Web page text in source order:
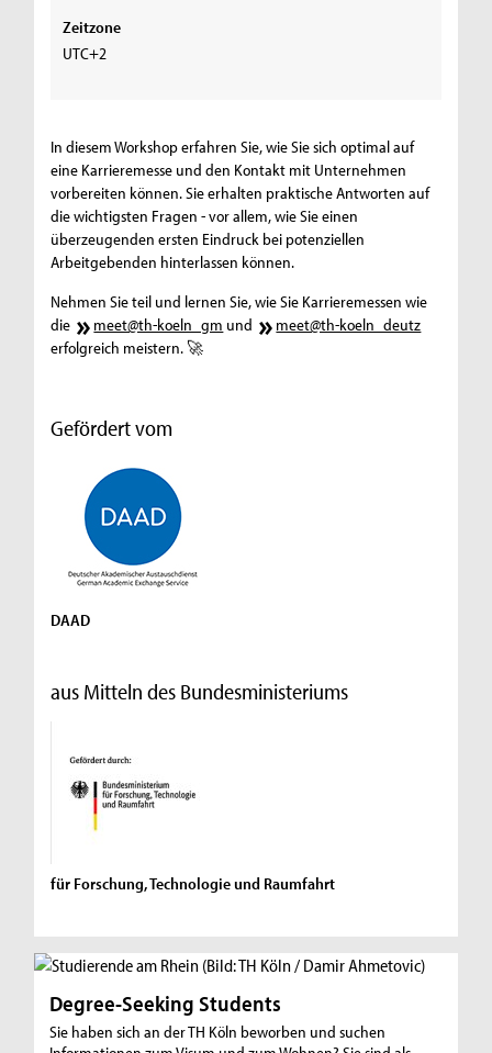
Zeitzone
UTC+2
In diesem Workshop erfahren Sie, wie Sie sich optimal auf
eine Karrieremesse und den Kontakt mit Unternehmen
vorbereiten können. Sie erhalten praktische Antworten auf
die wichtigsten Fragen - vor allem, wie Sie einen
überzeugenden ersten Eindruck bei potenziellen
Arbeitgebenden hinterlassen können.
Nehmen Sie teil und lernen Sie, wie Sie Karrieremessen wie
die
meet@th-koeln_gm und
meet@th-koeln_deutz
erfolgreich meistern. 🚀
Gefördert vom
DAAD
aus Mitteln des Bundesministeriums
für Forschung, Technologie und Raumfahrt
Degree-Seeking Students
Sie haben sich an der TH Köln beworben und suchen